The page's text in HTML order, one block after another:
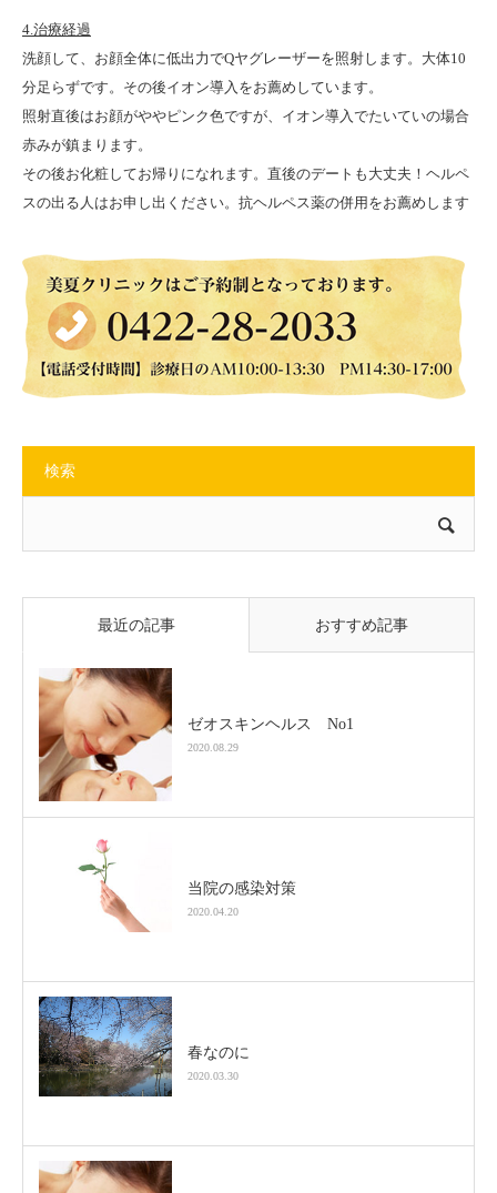
4.治療経過
洗顔して、お顔全体に低出力でQヤグレーザーを照射します。大体10
分足らずです。その後イオン導入をお薦めしています。
照射直後はお顔がややピンク色ですが、イオン導入でたいていの場合
赤みが鎮まります。
その後お化粧してお帰りになれます。直後のデートも大丈夫！ヘルペ
スの出る人はお申し出ください。抗ヘルペス薬の併用をお薦めします
検索
最近の記事 おすすめ記事
ゼオスキンヘルス No1
2020.08.29
当院の感染対策
2020.04.20
春なのに
2020.03.30